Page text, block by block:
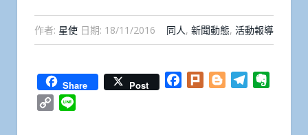
作者: 星使 日期: 18/11/2016 同人, 新聞動態, 活動報導
Share Post Facebook
Plurk BloggerTelegram
Copy